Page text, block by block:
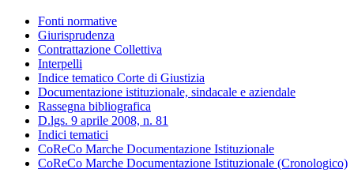
Fonti normative
Giurisprudenza
Contrattazione Collettiva
Interpelli
Indice tematico Corte di Giustizia
Documentazione istituzionale, sindacale e aziendale
Rassegna bibliografica
D.lgs. 9 aprile 2008, n. 81
Indici tematici
CoReCo Marche Documentazione Istituzionale
CoReCo Marche Documentazione Istituzionale (Cronologico)